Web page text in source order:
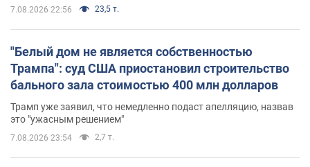
7.08.2026 22:56 23,5 т.
"Белый дом не является собственностью
Трампа": суд США приостановил строительство
бального зала стоимостью 400 млн долларов
Трамп уже заявил, что немедленно подаст апелляцию, назвав
это "ужасным решением"
7.08.2026 23:54 2,7 т.